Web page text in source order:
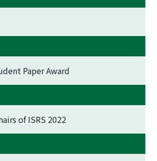
Paper Award
of ISRS 2022